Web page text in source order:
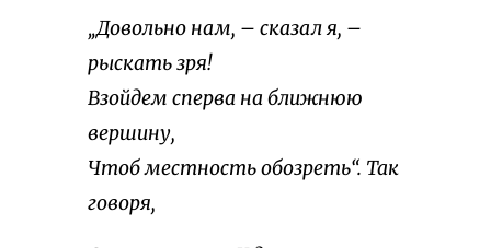
„Довольно нам, – сказал я, –
рыскать зря!
Взойдем сперва на ближнюю
вершину,
Чтоб местность обозреть“. Так
говоря,